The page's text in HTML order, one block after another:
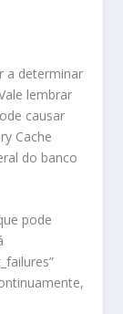
a determinar
lembrar
causar
Cache
do banco
pode